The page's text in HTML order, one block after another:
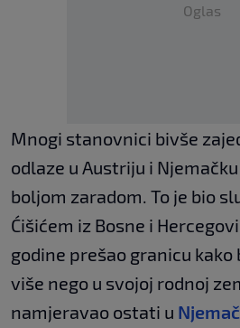
Oglas
Mnogi stanovnici bivše
odlaze u Austriju i
boljom zaradom. To je bio
Ćišićem iz Bosne i
godine prešao granicu kako
više nego u svojoj rodnoj
namjeravao ostati u